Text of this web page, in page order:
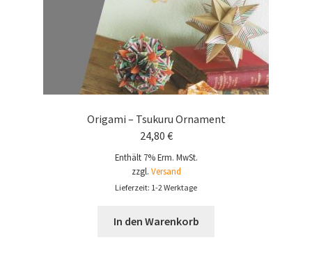
Origami – Tsukuru Ornament
24,80 €
Enthält 7% Erm. MwSt.
zzgl. Versand
Lieferzeit: 1-2 Werktage
In den Warenkorb